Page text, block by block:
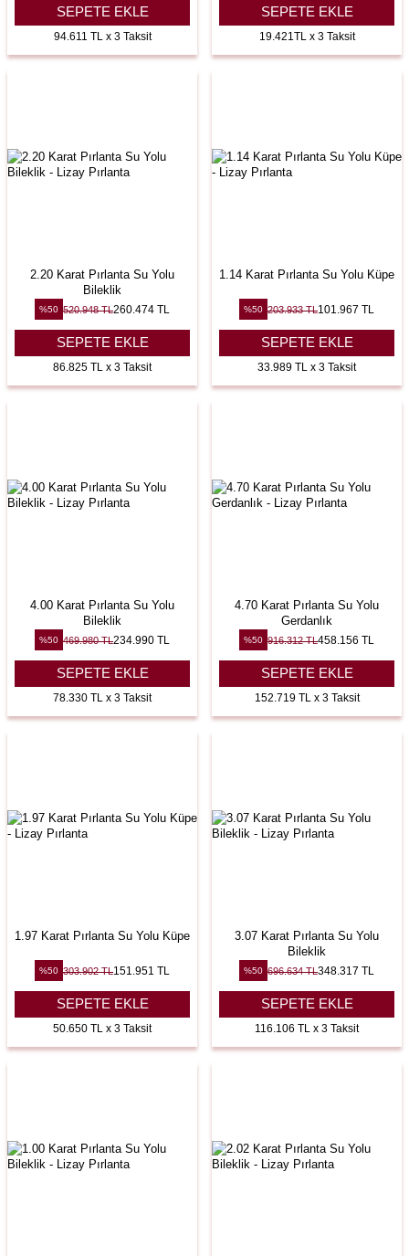
SEPETE EKLE
94.611 TL x 3 Taksit
SEPETE EKLE
19.421TL x 3 Taksit
2.20 Karat Pırlanta Su Yolu
Bileklik
%50 520.948TL260.474 TL
SEPETE EKLE
86.825 TL x 3 Taksit
1.14 Karat Pırlanta Su Yolu Küpe
%50 203.933TL101.967 TL
SEPETE EKLE
33.989 TL x 3 Taksit
4.00 Karat Pırlanta Su Yolu
Bileklik
%50 469.980TL234.990 TL
SEPETE EKLE
78.330 TL x 3 Taksit
4.70 Karat Pırlanta Su Yolu
Gerdanlık
%50 916.312TL458.156 TL
SEPETE EKLE
152.719 TL x 3 Taksit
1.97 Karat Pırlanta Su Yolu Küpe
%50 303.902TL151.951 TL
SEPETE EKLE
50.650 TL x 3 Taksit
3.07 Karat Pırlanta Su Yolu
Bileklik
%50 696.634TL348.317 TL
SEPETE EKLE
116.106 TL x 3 Taksit